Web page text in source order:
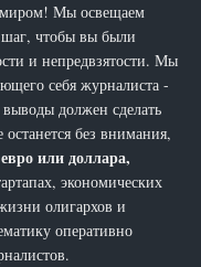
миром! Мы освещаем
шаг, чтобы вы были
и непредвзятости. Мы
себя журналиста -
должен сделать
без внимания,
или доллара,
экономических
олигархов и
оперативно